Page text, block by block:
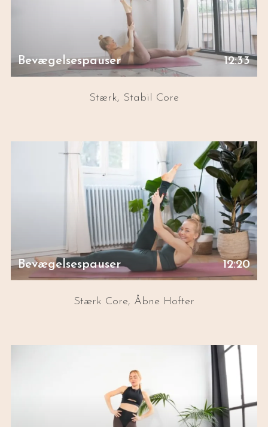
Bevægelsespauser 12:33
Stærk, Stabil Core
Bevægelsespauser 12:20
Stærk Core, Åbne Hofter